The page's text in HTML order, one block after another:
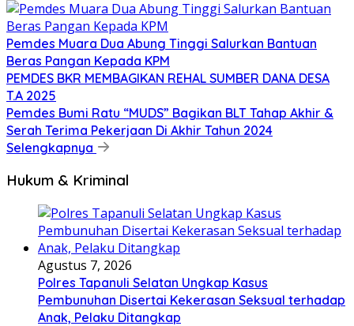
Pemdes Muara Dua Abung Tinggi Salurkan Bantuan
Beras Pangan Kepada KPM
PEMDES BKR MEMBAGIKAN REHAL SUMBER DANA DESA
T.A 2025
Pemdes Bumi Ratu “MUDS” Bagikan BLT Tahap Akhir &
Serah Terima Pekerjaan Di Akhir Tahun 2024
Selengkapnya
Hukum & Kriminal
Agustus 7, 2026
Polres Tapanuli Selatan Ungkap Kasus
Pembunuhan Disertai Kekerasan Seksual terhadap
Anak, Pelaku Ditangkap